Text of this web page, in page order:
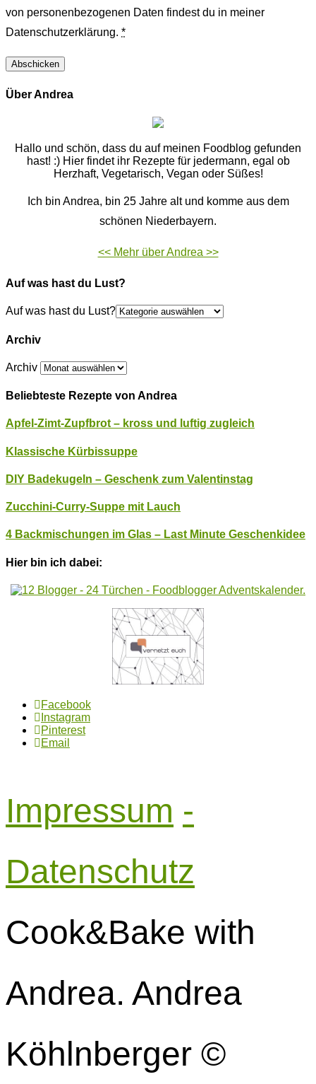
von personenbezogenen Daten findest du in meiner
Datenschutzerklärung. *
Über Andrea
Hallo und schön, dass du auf meinen Foodblog gefunden
hast! :) Hier findet ihr Rezepte für jedermann, egal ob
Herzhaft, Vegetarisch, Vegan oder Süßes!
Ich bin Andrea, bin 25 Jahre alt und komme aus dem
schönen Niederbayern.
<< Mehr über Andrea >>
Auf was hast du Lust?
Auf was hast du Lust?
Archiv
Archiv
Beliebteste Rezepte von Andrea
Apfel-Zimt-Zupfbrot – kross und luftig zugleich
Klassische Kürbissuppe
DIY Badekugeln – Geschenk zum Valentinstag
Zucchini-Curry-Suppe mit Lauch
4 Backmischungen im Glas – Last Minute Geschenkidee
Hier bin ich dabei:
Facebook
Instagram
Pinterest
Email
Impressum -
Datenschutz
Cook&Bake with
Andrea. Andrea
Köhlnberger ©